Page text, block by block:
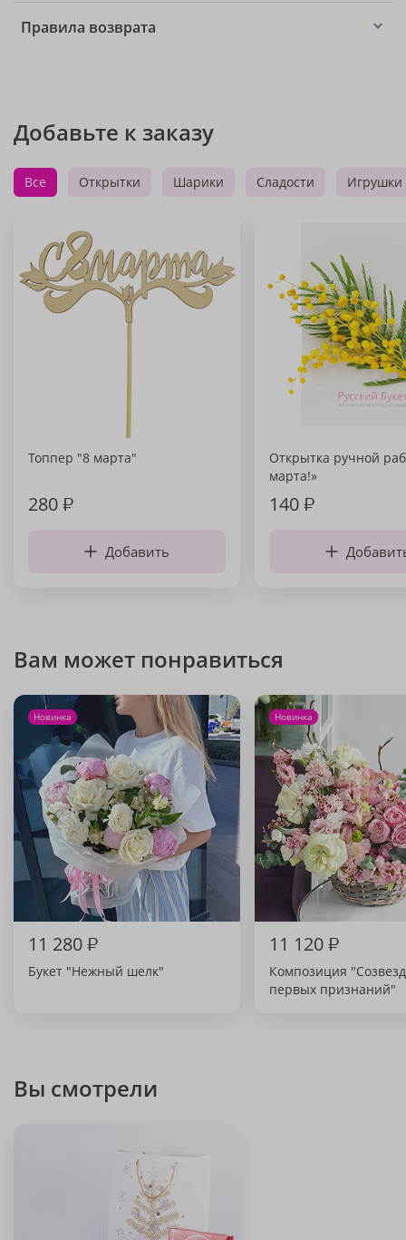
Правила возврата
Добавьте к заказу
Все Открытки Шарики Сладости Игрушки
Топпер "8 марта"
280₽
Добавить
Открытка ручной
марта!»
140₽
Вам может понравиться
Новинка
11 280₽
Букет "Нежный шелк"
Новинка
11 120₽
Композиция
первых признаний"
Вы смотрели